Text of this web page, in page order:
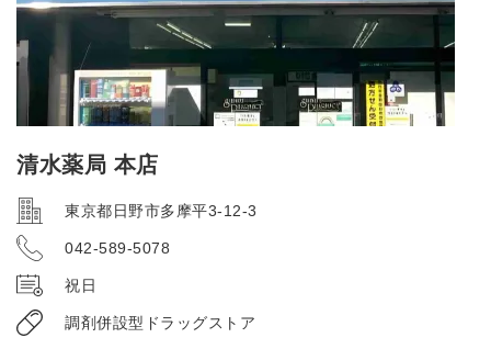
清水薬局 本店
東京都日野市多摩平3-12-3
042-589-5078
祝日
調剤併設型ドラッグストア